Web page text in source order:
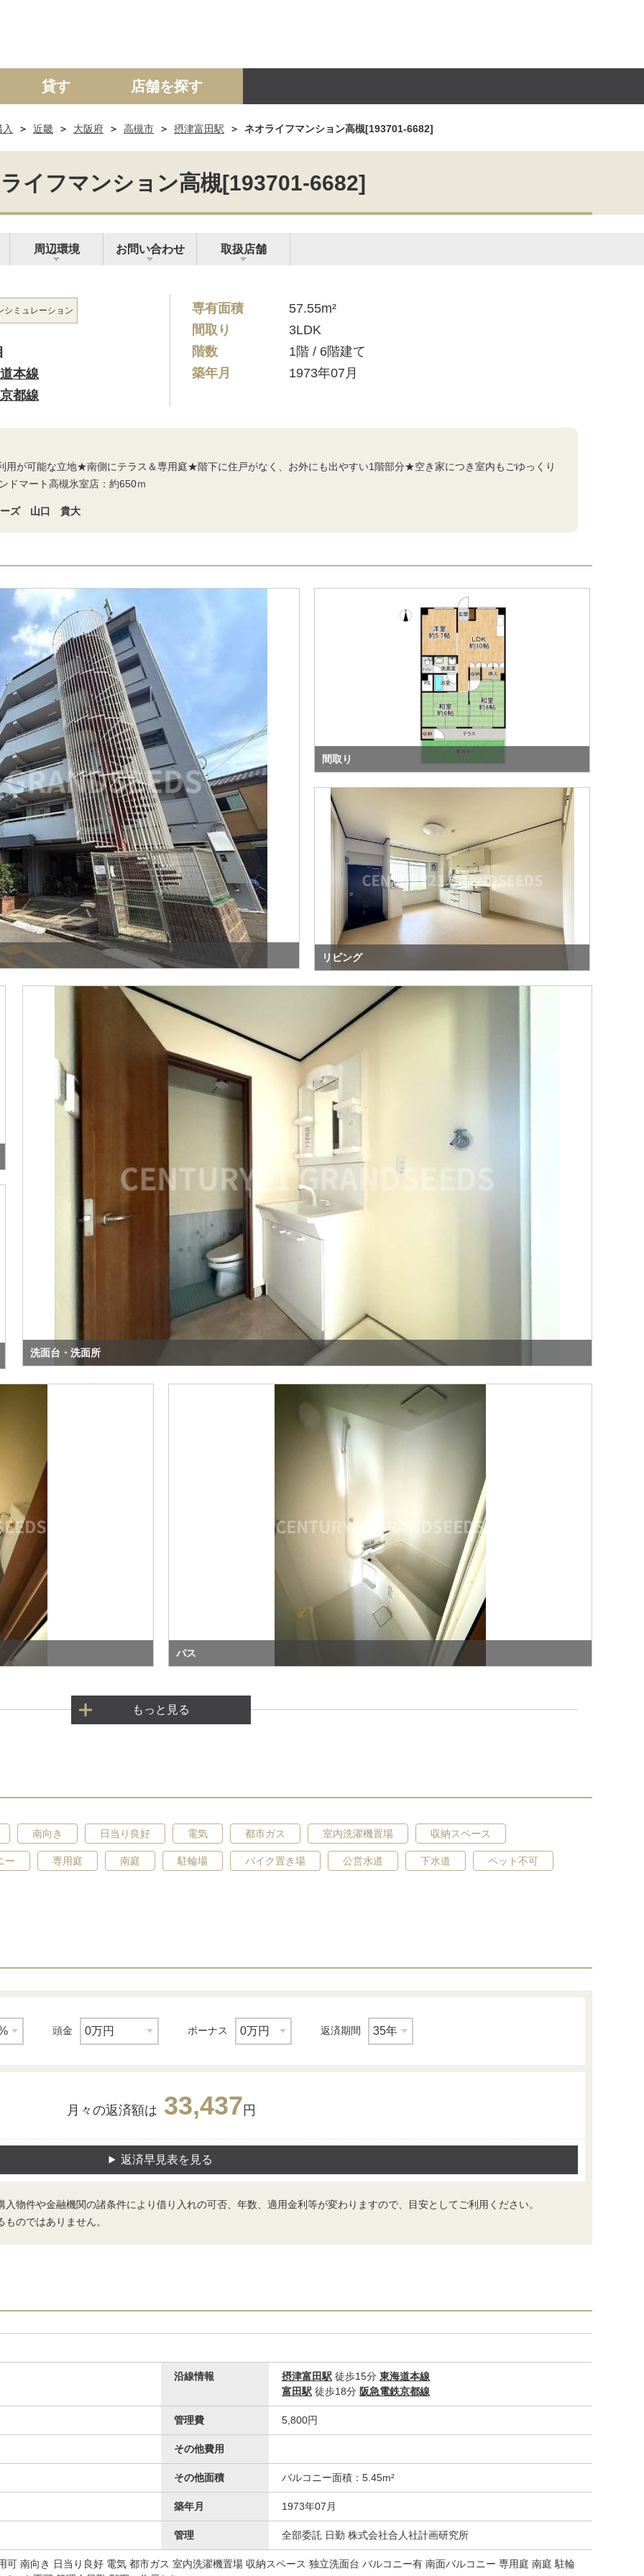
マンション 土地 事業投資用
貸す 店舗を探す
近畿 大阪府 高槻市 摂津富田駅 ネオライフマンション高槻[193701-6682]
イフマンション高槻[193701-6682]
周辺環境 お問い合わせ 取扱店舗
シミュレーション
本線
都線
専有面積
57.55m²
間取り
3LDK
階数
1階 / 6階建て
築年月
1973年07月
用が可能な立地★南側にテラス＆専用庭★階下に住戸がなく、お外にも出やすい1階部分★空き家につき室内もごゆっくり
ドマート高槻氷室店：約650ｍ
ーズ 山口 貴大
間取り
リビング
洗面台・洗面所
バス
和室
寝室
もっと見る
南向き 日当り良好 電気 都市ガス 室内洗濯機置場 収納スペース
ー 専用庭 南庭 駐輪場 バイク置き場 公営水道 下水道 ペット不可
頭金 ボーナス 返済期間
月々の返済額は 33,437円
返済早見表を見る
物件や金融機関の諸条件により借り入れの可否、年数、適用金利等が変わりますので、目安としてご利用ください。
のではありません。
沿線情報 摂津富田駅 徒歩15分 東海道本線
富田駅 徒歩18分 阪急電鉄京都線
管理費 5,800円
その他費用
その他面積 バルコニー面積：5.45m²
築年月 1973年07月
管理 全部委託 日勤 株式会社合人社計画研究所
可 南向き 日当り良好 電気 都市ガス 室内洗濯機置場 収納スペース 独立洗面台 バルコニー有 南面バルコニー 専用庭 南庭 駐輪